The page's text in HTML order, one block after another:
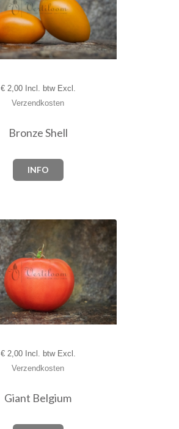
€2,00 Incl. btw Excl.
Verzendkosten
Bronze Shell
INFO
€2,00 Incl. btw Excl.
Verzendkosten
Giant Belgium